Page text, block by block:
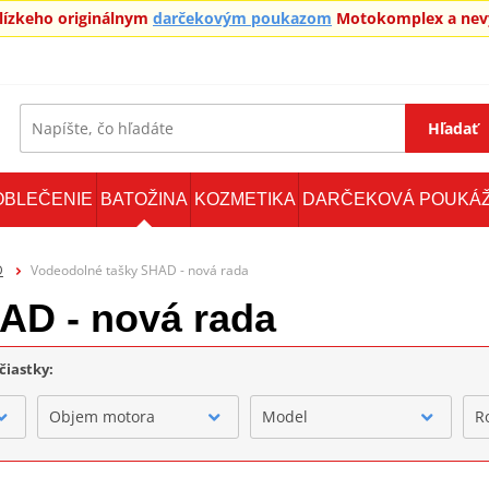
originálnym darčekovým poukazom Motokomplex a
Hľadať
BATOŽINA KOZMETIKA DARČEKOVÁ
Vodeodolné tašky SHAD - nová rada
- nová rada
Objem motora Model